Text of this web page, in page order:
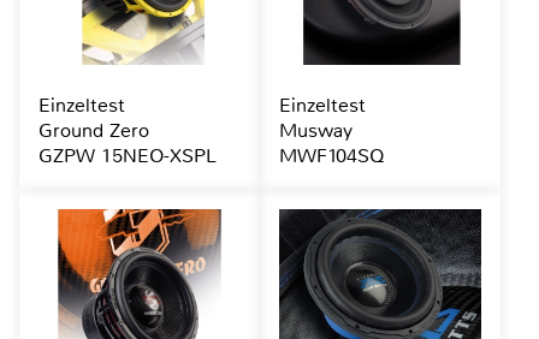
Einzeltest
Ground Zero
GZPW 15NEO-XSPL
Einzeltest
Musway
MWF104SQ